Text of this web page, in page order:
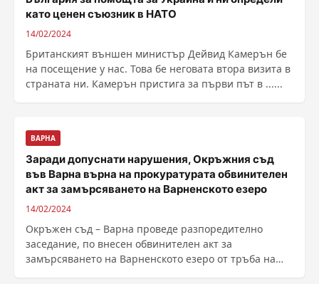
като ценен съюзник в НАТО
14/02/2024
Британският външен министър Дейвид Камерън бе
на посещение у нас. Това бе неговата втора визита в
страната ни. Камерън пристига за първи път в ......
ВАРНА
Заради допуснати нарушения, Окръжния съд
във Варна върна на прокуратурата обвинителен
акт за замърсяването на Варненското езеро
14/02/2024
Окръжен съд – Варна проведе разпоредително
заседание, по внесен обвинителен акт за
замърсяването на Варненското езеро от тръба на